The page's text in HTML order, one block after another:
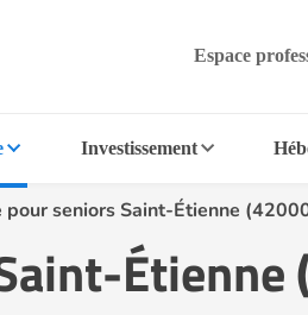
Espace
Investissement
seniors Saint-Étienne
Étienne